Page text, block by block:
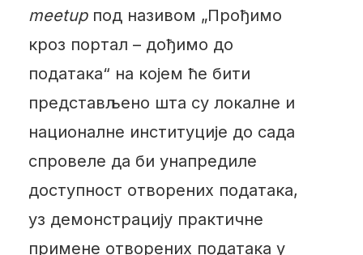
meetupпод називом „Прођимо
кроз портал – дођимо до
података“ на којем ће бити
представљено шта су локалне и
националне институције до сада
спровеле да би унапредиле
доступност отворених података,
уз демонстрацију практичне
примене отворених података у